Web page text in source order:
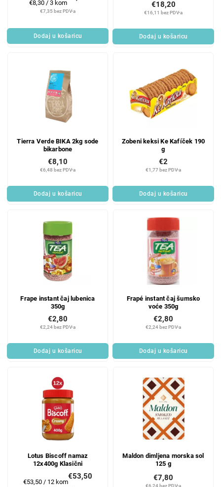
€7,35 bez PDV-a
Mjerenje
cijene:
€8,30 / 3 kom
Dodaj u košaricu
€16,11 bez PDV-a
€18,20
Dodaj u košaricu
Tierra Verde BIKA 2kg sode
bikarbone
€6,48 bez PDV-a
€8,10
Dodaj u košaricu
Zobeni keksi Ke Kafíček 190
g
€1,77 bez PDV-a
€2
Dodaj u košaricu
Frape instant čaj lubenica
350g
€2,24 bez PDV-a
€2,80
Dodaj u košaricu
Frapé instant čaj šumsko
voće 350g
€2,24 bez PDV-a
€2,80
Dodaj u košaricu
Lotus Biscoff namaz
12x400g Klasični
€53,50
Mjerenje
€53,50 / 12 kom
Maldon dimljena morska sol
125 g
€6,24 bez PDV-a
€7,80